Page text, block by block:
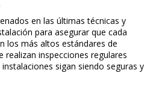
en las últimas técnicas y
para asegurar que cada
los más altos estándares de
realizan inspecciones regulares
sigan siendo seguras y